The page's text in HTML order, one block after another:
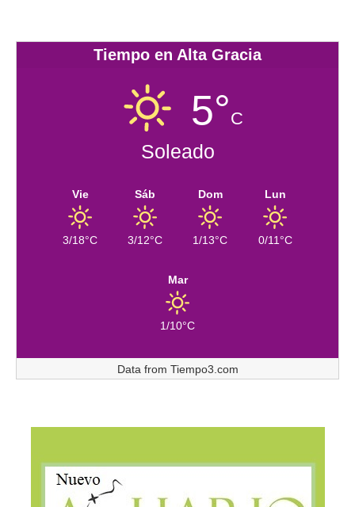
Tiempo en Alta Gracia
5°C
Soleado
Vie
3/18°C
Sáb
3/12°C
Dom
1/13°C
Lun
0/11°C
Mar
1/10°C
Data from Tiempo3.com